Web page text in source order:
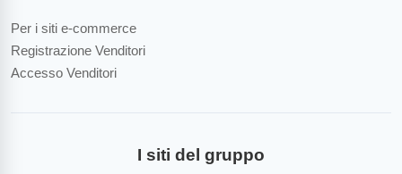
Per i siti e-commerce
Registrazione Venditori
Accesso Venditori
I siti del gruppo